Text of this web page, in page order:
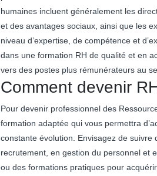
humaines incluent généralement les
et des avantages sociaux, ainsi que les
niveau d’expertise, de compétence et
dans une formation RH de qualité et en
vers des postes plus rémunérateurs au
Comment devenir
Pour devenir professionnel des
formation adaptée qui vous permettra
constante évolution. Envisagez de
recrutement, en gestion du personnel et
ou des formations pratiques pour